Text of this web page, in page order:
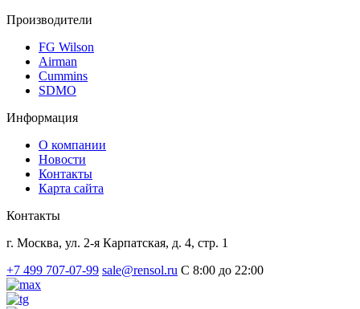
Производители
FG Wilson
Airman
Cummins
SDMO
Информация
О компании
Новости
Контакты
Карта сайта
Контакты
г. Москва, ул. 2-я Карпатская, д. 4, стр. 1
+7 499 707-07-99 sale@rensol.ru C 8:00 до 22:00